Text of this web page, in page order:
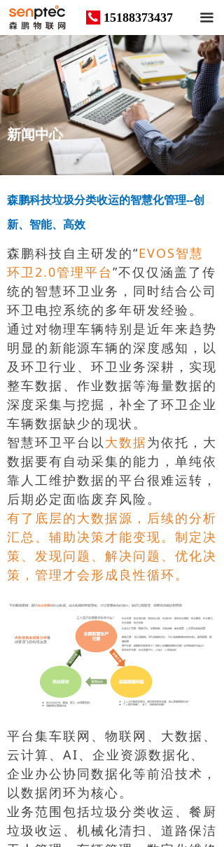
끀
끅 15188373437
森鹏科技垃圾分类收运的智慧化管理--创
新、智能、高效
森鹏科技自主研发的“EVOS智慧
环卫2.0管理平台”不仅仅涵盖了传
统的智慧环卫业务，同时结合公司
环卫电控系统的多年研发经验。
通过对物理车辆特别是近年来趋势
明显的新能源车辆的深度感知，以
及环卫行业、环卫业务深耕，实现
整车数据、作业数据等海量数据的
深度采集与挖掘，补全了环卫企业
车辆数据缺少的现状。
智慧环卫平台以大数据为依托，大
数据要有自动采集的能力，单纯依
靠人工维护数据的平台很难运转，
后期必定面临废弃风险。
有了底层的大数据源，后续的分析
汇总、辅助决策才能变现。制定决
策、发现问题、解决问题、优化决
策，管理才会形成良性循环。
平台集车联网、物联网、大数据、
云计算、AI、企业资源数据化、
企业办公协同数据化等前沿技术，
以数据闭环为核心。
业务范围包括垃圾分类收运、餐厨
垃圾收运、机械化清扫、道路保洁
News
新闻中心